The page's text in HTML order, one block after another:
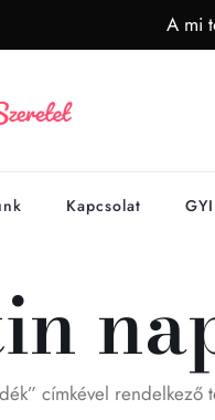
A mi
Kapcsolat
címkével rendelkező